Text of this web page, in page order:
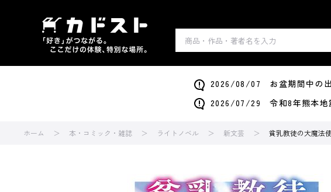
2026/08/07 お盆期間中の出
2026/07/29 令和8年熊本地
ホーム 本・コミック・雑誌 ライトノベル 新文芸 貧乳教徒の大魔法